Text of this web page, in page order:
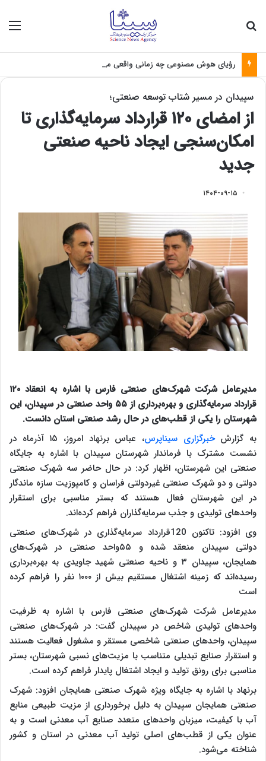
رؤیای هوش مصنوعی چه زمانی واقعی می‌شود؟
سپیدان در مسیر شتاب توسعه صنعتی؛
از امضای ۱۲۰ قرارداد سرمایه‌گذاری تا
امکان‌سنجی ایجاد ناحیه صنعتی
جدید
۱۴۰۴-۰۹-۱۵
مدیرعامل شرکت شهرک‌های صنعتی فارس با اشاره به انعقاد ۱۲۰
قرارداد سرمایه‌گذاری و بهره‌برداری از ۵۵ واحد صنعتی در سپیدان، این
شهرستان را یکی از قطب‌های در حال رشد صنعتی استان دانست.
به گزارشخبرگزاری سیناپرس
، عباس برنهاد امروز، ۱۵ آذرماه در
نشست مشترک با فرماندار شهرستان سپیدان با اشاره به جایگاه
صنعتی این شهرستان، اظهار کرد: در حال حاضر سه شهرک صنعتی
دولتی و دو شهرک صنعتی غیردولتی فراسان و کامپوزیت سازه ماندگار
در این شهرستان فعال هستند که بستر مناسبی برای استقرار
واحدهای تولیدی و جذب سرمایه‌گذاران فراهم کرده‌اند.
وی افزود: تاکنون 120قرارداد سرمایه‌گذاری در شهرک‌های صنعتی
دولتی سپیدان منعقد شده و ۵۵واحد صنعتی در شهرک‌های
همایجان، سپیدان ۳ و ناحیه صنعتی شهید جاویدی به بهره‌برداری
رسیده‌اند که زمینه اشتغال مستقیم بیش از ۱۰۰۰ نفر را فراهم کرده
است
مدیرعامل شرکت شهرک‌های صنعتی فارس با اشاره به ظرفیت
واحدهای تولیدی شاخص در سپیدان گفت: در شهرک‌های صنعتی
سپیدان، واحدهای صنعتی شاخصی مستقر و مشغول فعالیت هستند
و استقرار صنایع تبدیلی متناسب با مزیت‌های نسبی شهرستان، بستر
مناسبی برای رونق تولید و ایجاد اشتغال پایدار فراهم کرده است.
برنهاد با اشاره به جایگاه ویژه شهرک صنعتی همایجان افزود: شهرک
صنعتی همایجان سپیدان به دلیل برخورداری از مزیت طبیعی منابع
آب با کیفیت، میزبان واحدهای متعدد صنایع آب معدنی است و به
عنوان یکی از قطب‌های اصلی تولید آب معدنی در استان و کشور
شناخته می‌شود.